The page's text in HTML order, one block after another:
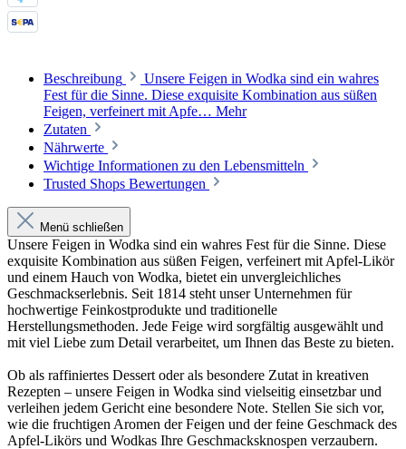
Beschreibung
Unsere Feigen in Wodka sind ein wahres
Fest für die Sinne. Diese exquisite Kombination aus süßen
Feigen, verfeinert mit Apfe… Mehr
Zutaten
Nährwerte
Wichtige Informationen zu den Lebensmitteln
Trusted Shops Bewertungen
Menü schließen
Unsere Feigen in Wodka sind ein wahres Fest für die Sinne. Diese
exquisite Kombination aus süßen Feigen, verfeinert mit Apfel-Likör
und einem Hauch von Wodka, bietet ein unvergleichliches
Geschmackserlebnis. Seit 1814 steht unser Unternehmen für
hochwertige Feinkostprodukte und traditionelle
Herstellungsmethoden. Jede Feige wird sorgfältig ausgewählt und
mit viel Liebe zum Detail verarbeitet, um Ihnen das Beste zu bieten.
Ob als raffiniertes Dessert oder als besondere Zutat in kreativen
Rezepten – unsere Feigen in Wodka sind vielseitig einsetzbar und
verleihen jedem Gericht eine besondere Note. Stellen Sie sich vor,
wie die fruchtigen Aromen der Feigen und der feine Geschmack des
Apfel-Likörs und Wodkas Ihre Geschmacksknospen verzaubern.